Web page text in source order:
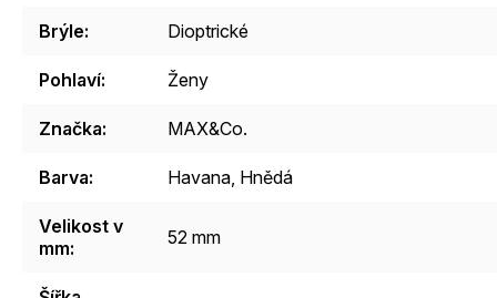
Brýle: Dioptrické
Pohlaví: Ženy
Značka: MAX&Co.
Barva: Havana Hnědá
Velikost v
mm: 52 mm